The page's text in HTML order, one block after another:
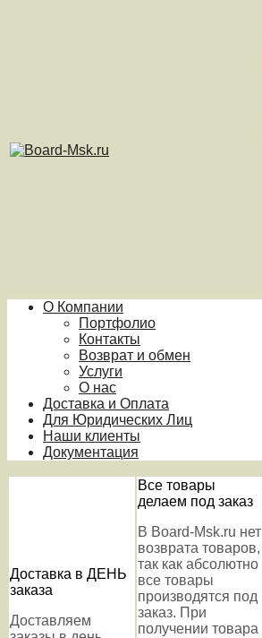
О Компании
Портфолио
Контакты
Возврат и обмен
Услуги
О нас
Доставка и Оплата
Для Юридических Лиц
Наши клиенты
Документация
Доставка в ДЕНЬ
заказа
Доставляем
Все товары
делаем под заказ
В Board-Msk.ru нет
возврата товаров,
так как абсолютно
все товары
производятся под
заказ. При
получении товара